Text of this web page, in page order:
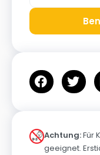
Achtung:Für
geeignet.